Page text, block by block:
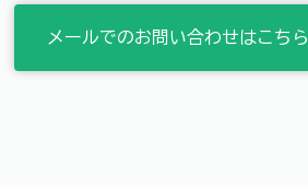
メールでのお問い合わせはこちら